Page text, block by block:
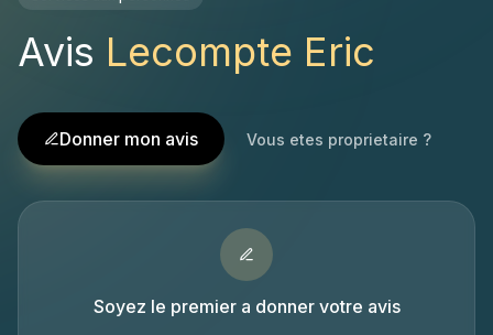
Avis Lecompte Eric
Donner mon avis Vous etes proprietaire ?
Soyez le premier a donner votre avis